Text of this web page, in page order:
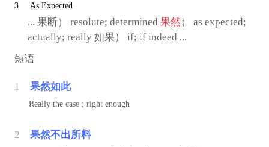
3 As Expected
... 果断） resolute; determined 果然） as expected;
actually; really 如果） if; if indeed ...
短语
1 果然如此
Really the case ; right enough
2 果然不出所料